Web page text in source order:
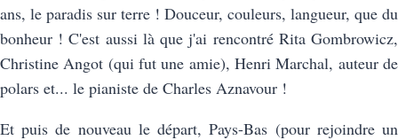
ans, le paradis sur terre ! Douceur, couleurs, langueur, que du
bonheur ! C'est aussi là que j'ai rencontré Rita Gombrowicz,
Christine Angot (qui fut une amie), Henri Marchal, auteur de
polars et... le pianiste de Charles Aznavour !
Et puis de nouveau le départ, Pays-Bas (pour rejoindre un